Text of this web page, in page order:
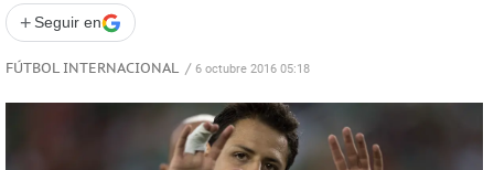
+ Seguir en
FÚTBOL INTERNACIONAL / 6 octubre 2016 05:18